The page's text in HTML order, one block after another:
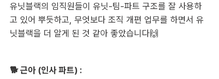
유닛블랙의 임직원들이 유닛-팀-파트 구조를 잘 사용하
고 있어 뿌듯하고, 무엇보다 조직 개편 업무를 하면서 유
닛블랙을 더 알게 된 것 같아 좋았습니다🙌
🐕 근아 (인사 파트) :